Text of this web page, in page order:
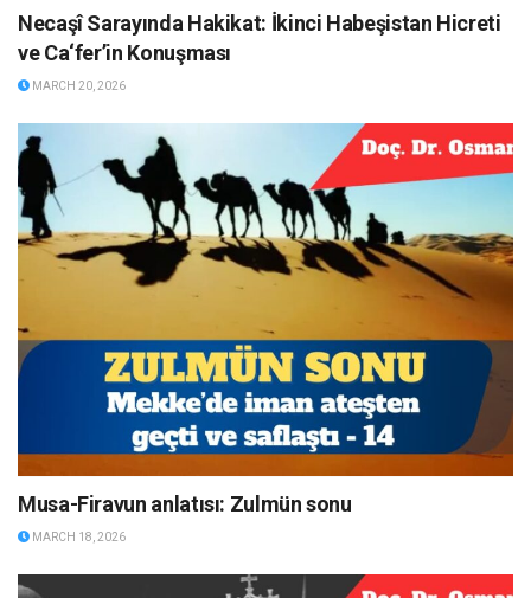
Necaşî Sarayında Hakikat: İkinci Habeşistan Hicreti
ve Ca‘fer’in Konuşması
MARCH 20, 2026
Musa-Firavun anlatısı: Zulmün sonu
MARCH 18, 2026